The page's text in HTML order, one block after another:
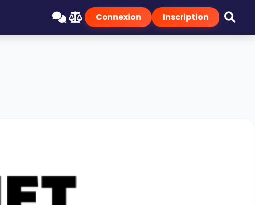
Connexion Inscription